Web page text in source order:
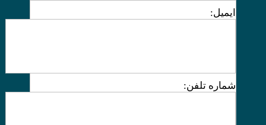
ایمیل:
شماره تلفن: